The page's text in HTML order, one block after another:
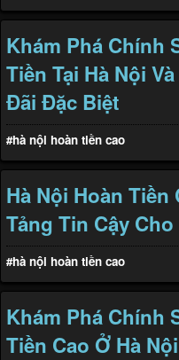
Khám Phá Chính
Tiền Tại Hà Nội
Đãi Đặc Biệt
#hà nội hoàn tiền cao
Hà Nội Hoàn Tiền
Tảng Tin Cậy
#hà nội hoàn tiền cao
Khám Phá Chính
Tiền Cao Ở Hà Nội